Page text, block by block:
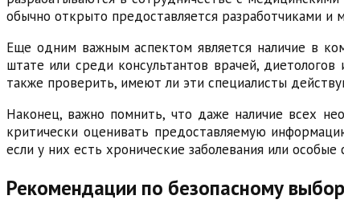
обычно открыто предоставляется разработчиками
Еще одним важным аспектом является наличие в
штате или среди консультантов врачей,
также проверить, имеют ли эти специалисты
Наконец, важно помнить, что даже наличие всех
критически оценивать предоставляемую
если у них есть хронические заболевания или особые
Рекомендации по безопасному